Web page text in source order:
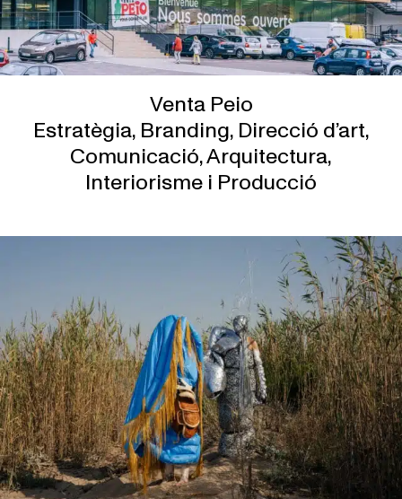
Venta Peio
Estratègia, Branding, Direcció d’art,
Comunicació, Arquitectura,
Interiorisme i Producció